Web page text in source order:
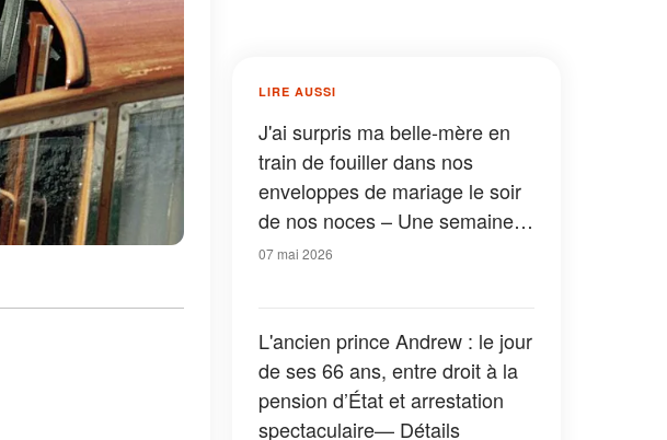
LIRE AUSSI
J'ai surpris ma belle-mère en
train de fouiller dans nos
enveloppes de mariage le soir
de nos noces – Une semaine
plus tard, on lui a donné une
07 mai 2026
L'ancien prince Andrew : le jour
de ses 66 ans, entre droit à la
pension d’État et arrestation
spectaculaire— Détails